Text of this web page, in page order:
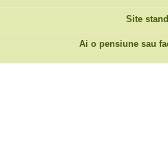
Site
Ai o pensiune sau